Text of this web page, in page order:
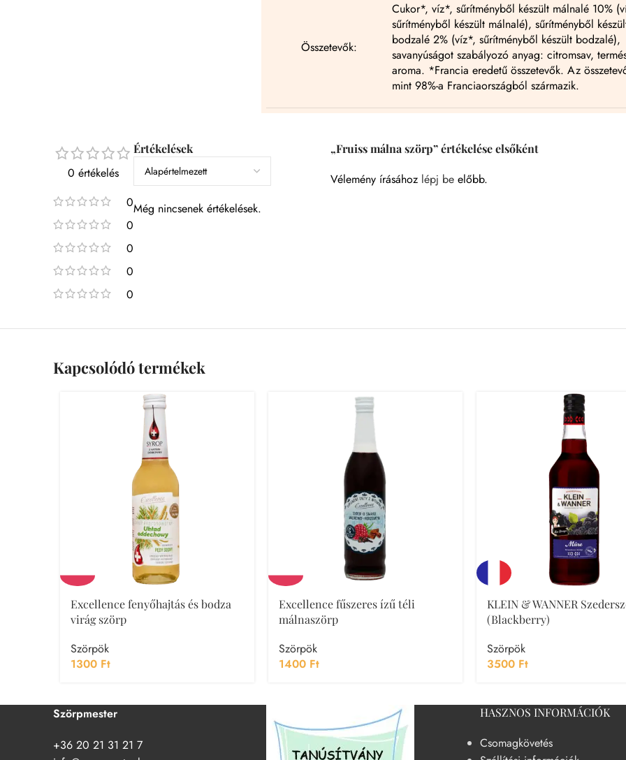
Összetevők:
Cukor*, víz*, sűrítményből készült málnalé 10%
sűrítményből készült málnalé), sűrítményből
bodzalé 2% (víz*, sűrítményből készült bodzalé),
savanyúságot szabályozó anyag: citromsav,
aroma. *Francia eredetű összetevők. Az
mint 98%-a Franciaországból származik.
0 értékelés
0
0
0
0
0
Értékelések
Még nincsenek értékelések.
„Fruiss málna szörp” értékelése elsőként
Vélemény írásához lépj be előbb.
Kapcsolódó termékek
Excellence fenyőhajtás és bodza
virág szörp
Szörpök
1300 Ft
Excellence fűszeres ízű téli
málnaszörp
Szörpök
1400 Ft
KLEIN & WANNER
(Blackberry)
Szörpök
3500 Ft
Szörpmester
+36 20 21 31 21 7
HASZNOS INFORMÁCIÓK
Csomagkövetés